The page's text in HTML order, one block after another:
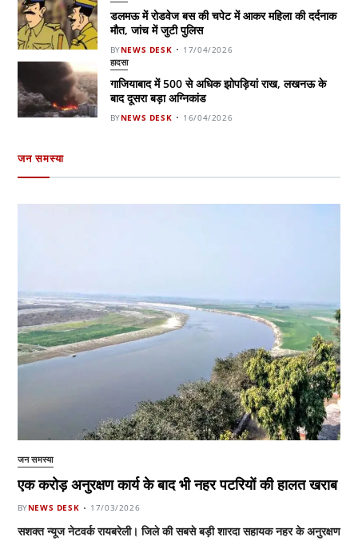
डलमऊ में रोडवेज बस की चपेट में आकर महिला की दर्दनाक
मौत, जांच में जुटी पुलिस
BYNEWS DESK 17/04/2026
हादसा
गाजियाबाद में 500 से अधिक झोपड़ियां राख, लखनऊ के
बाद दूसरा बड़ा अग्निकांड
BYNEWS DESK 16/04/2026
जन समस्या
जन समस्या
एक करोड़ अनुरक्षण कार्य के बाद भी नहर पटरियों की हालत खराब
BYNEWS DESK 17/03/2026
सशक्त न्यूज नेटवर्क रायबरेली। जिले की सबसे बड़ी शारदा सहायक नहर के अनुरक्षण